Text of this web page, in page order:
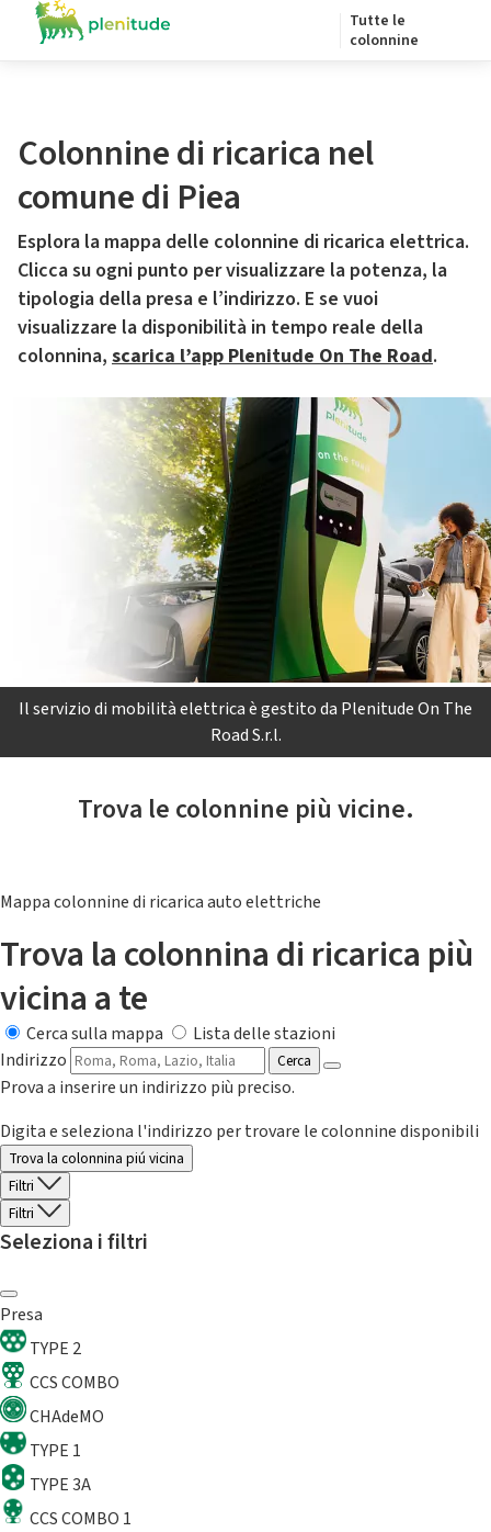
Tutte le
colonnine
Colonnine di ricarica nel
comune di Piea
Esplora la mappa delle colonnine di ricarica elettrica.
Clicca su ogni punto per visualizzare la potenza, la
tipologia della presa e l’indirizzo. E se vuoi
visualizzare la disponibilità in tempo reale della
colonnina, scarica l’app Plenitude On The Road.
Il servizio di mobilità elettrica è gestito da Plenitude On The
Road S.r.l.
Trova le colonnine più vicine.
Mappa colonnine di ricarica auto elettriche
Trova la colonnina di ricarica più
vicina a te
Cerca sulla mappa
Lista delle stazioni
Indirizzo
Cerca
Prova a inserire un indirizzo più preciso.
Digita e seleziona l'indirizzo per trovare le colonnine disponibili
Trova la colonnina piú vicina
Filtri
Filtri
Seleziona i filtri
Presa
TYPE 2
CCS COMBO
CHAdeMO
TYPE 1
TYPE 3A
CCS COMBO 1